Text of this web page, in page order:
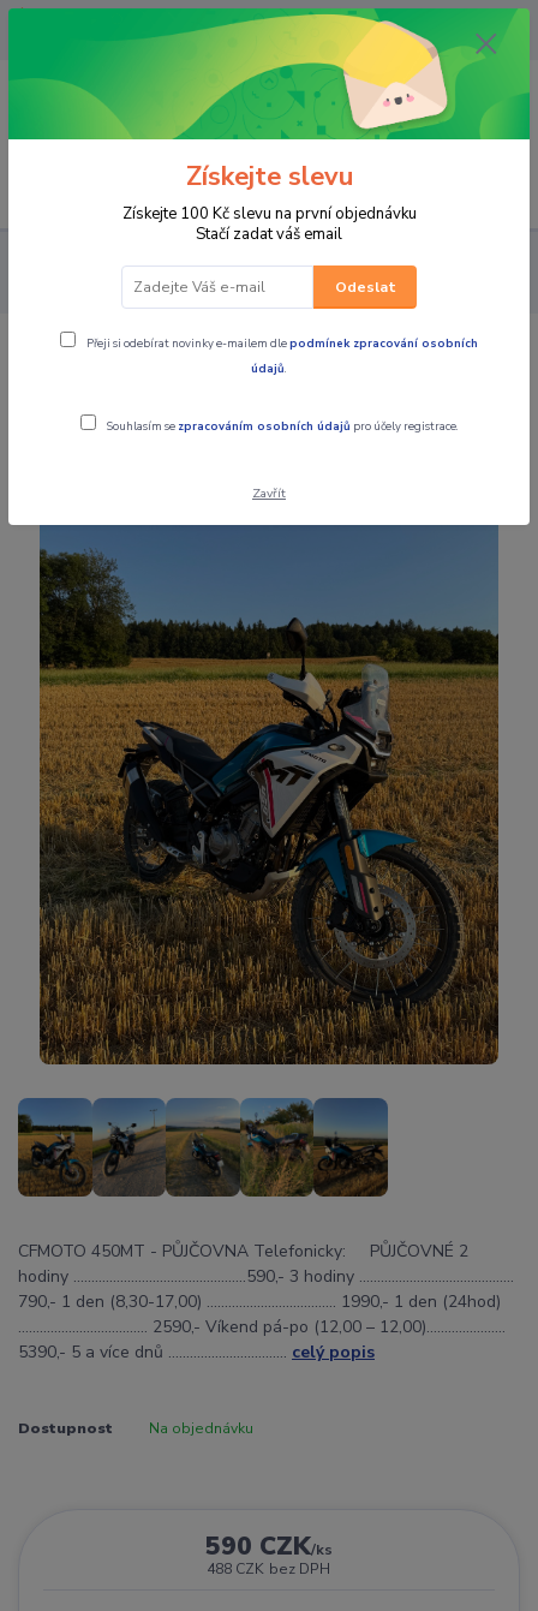
OPAVA 733537099/HLUČÍN
734541648/OLOMOUC 734593593
0,00 CZK
MOTOCYKLY CFMOTO Adventure
CFMOTO 450MT
půjčovna Olomouc
CFMOTO 450MT půjčovna Olomouc
CFMOTO 450MT - PŮJČOVNA Telefonicky: PŮJČOVNÉ 2
hodiny ................................................590,- 3 hodiny ………………………….......…...
790,- 1 den (8,30-17,00) ……………………………... 1990,- 1 den (24hod)
……………………………... 2590,- Víkend pá-po (12,00 – 12,00)…………..........
5390,- 5 a více dnů …………………………... celý popis
Dostupnost Na objednávku
590 CZK/ks
488 CZK bez DPH
Získejte slevu
Získejte 100 Kč slevu na první objednávku
Stačí zadat váš email
Odeslat
Přeji si odebírat novinky e-mailem dlepodmínek zpracování osobních
údajů.
Souhlasím se zpracováním osobních údajů pro účely registrace.
Zavřít